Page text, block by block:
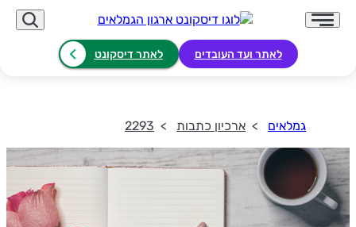
לאתר ועד העובדים לאתר דיסקונט
גמלאים ארכיון כתבות 2293